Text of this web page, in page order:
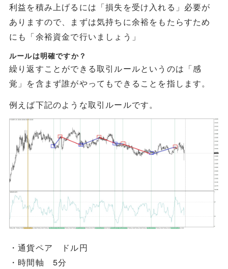
利益を積み上げるには「損失を受け入れる」必要が
ありますので、まずは気持ちに余裕をもたらすため
にも「余裕資金で行いましょう」
ルールは明確ですか？
繰り返すことができる取引ルールというのは「感
覚」を含まず誰がやってもできることを指します。
例えば下記のような取引ルールです。
・通貨ペア ドル円
・時間軸 5分